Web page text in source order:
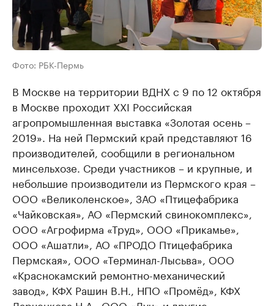
Фото: РБК-Пермь
В Москве на территории ВДНХ с 9 по 12 октября
в Москве проходит XXI Российская
агропромышленная выставка «Золотая осень –
2019». На ней Пермский край представляют 16
производителей, сообщили в региональном
минсельхозе. Среди участников – и крупные, и
небольшие производители из Пермского края –
ООО «Великоленское», ЗАО «Птицефабрика
«Чайковская», АО «Пермский свинокомплекс»,
ООО «Агрофирма «Труд», ООО «Прикамье»,
ООО «Ашатли», АО «ПРОДО Птицефабрика
Пермская», ООО «Терминал-Лысьва», ООО
«Краснокамский ремонтно-механический
завод», КФХ Рашин В.Н., НПО «Промёд», КФХ